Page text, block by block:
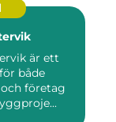
är ett
både
företag